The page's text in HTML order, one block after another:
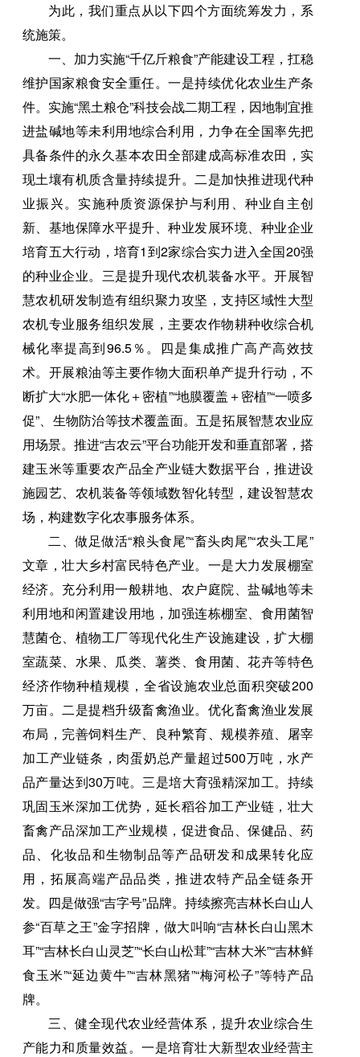
为此，我们重点从以下四个方面统筹发力，系
统施策。
一、加力实施“千亿斤粮食”产能建设工程，扛稳
维护国家粮食安全重任。一是持续优化农业生产条
件。实施“黑土粮仓”科技会战二期工程，因地制宜推
进盐碱地等未利用地综合利用，力争在全国率先把
具备条件的永久基本农田全部建成高标准农田，实
现土壤有机质含量持续提升。二是加快推进现代种
业振兴。实施种质资源保护与利用、种业自主创
新、基地保障水平提升、种业发展环境、种业企业
培育五大行动，培育1到2家综合实力进入全国20强
的种业企业。三是提升现代农机装备水平。开展智
慧农机研发制造有组织聚力攻坚，支持区域性大型
农机专业服务组织发展，主要农作物耕种收综合机
械化率提高到96.5％。四是集成推广高产高效技
术。开展粮油等主要作物大面积单产提升行动，不
断扩大“水肥一体化＋密植”“地膜覆盖＋密植”“一喷多
促”、生物防治等技术覆盖面。五是拓展智慧农业应
用场景。推进“吉农云”平台功能开发和垂直部署，搭
建玉米等重要农产品全产业链大数据平台，推进设
施园艺、农机装备等领域数智化转型，建设智慧农
场，构建数字化农事服务体系。
二、做足做活“粮头食尾”“畜头肉尾”“农头工尾”
文章，壮大乡村富民特色产业。一是大力发展棚室
经济。充分利用一般耕地、农户庭院、盐碱地等未
利用地和闲置建设用地，加强连栋棚室、食用菌智
慧菌仓、植物工厂等现代化生产设施建设，扩大棚
室蔬菜、水果、瓜类、薯类、食用菌、花卉等特色
经济作物种植规模，全省设施农业总面积突破200
万亩。二是提档升级畜禽渔业。优化畜禽渔业发展
布局，完善饲料生产、良种繁育、规模养殖、屠宰
加工产业链条，肉蛋奶总产量超过500万吨，水产
品产量达到30万吨。三是培大育强精深加工。持续
巩固玉米深加工优势，延长稻谷加工产业链，壮大
畜禽产品深加工产业规模，促进食品、保健品、药
品、化妆品和生物制品等产品研发和成果转化应
用，拓展高端产品品类，推进农特产品全链条开
发。四是做强“吉字号”品牌。持续擦亮吉林长白山人
参“百草之王”金字招牌，做大叫响“吉林长白山黑木
耳”“吉林长白山灵芝”“长白山松茸”“吉林大米”“吉林鲜
食玉米”“延边黄牛”“吉林黑猪”“梅河松子”等特产品
牌。
三、健全现代农业经营体系，提升农业综合生
产能力和质量效益。一是培育壮大新型农业经营主